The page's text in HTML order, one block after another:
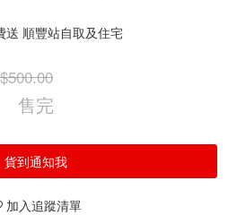
送 順豐站自取及住宅
售完
貨到通知我
加入追蹤清單